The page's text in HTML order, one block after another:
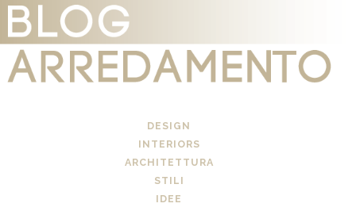
DESIGN
INTERIORS
ARCHITETTURA
STILI
IDEE